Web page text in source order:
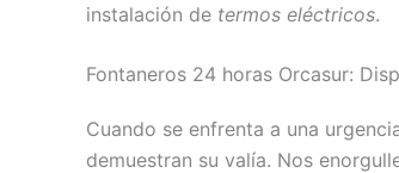
instalación de termos eléctricos.
Fontaneros 24 horas Orcasur:
Cuando se enfrenta a una
demuestran su valía. Nos